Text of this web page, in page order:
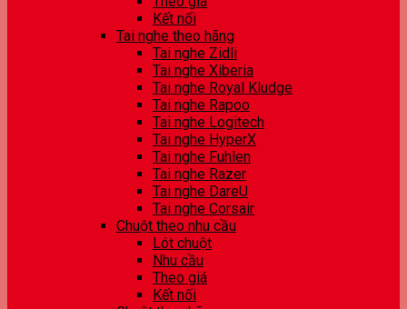
Kết nối
Tai nghe theo hãng
Tai nghe Zidli
Tai nghe Xiberia
Tai nghe Royal Kludge
Tai nghe Rapoo
Tai nghe Logitech
Tai nghe HyperX
Tai nghe Fuhlen
Tai nghe Razer
Tai nghe DareU
Tai nghe Corsair
Chuột theo nhu cầu
Lót chuột
Nhu cầu
Theo giá
Kết nối